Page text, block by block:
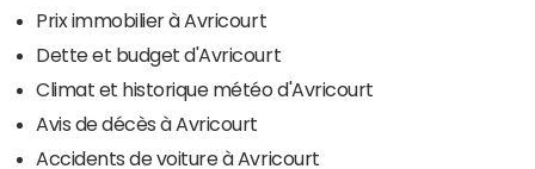
Prix immobilier à Avricourt
Dette et budget d'Avricourt
Climat et historique météo d'Avricourt
Avis de décès à Avricourt
Accidents de voiture à Avricourt